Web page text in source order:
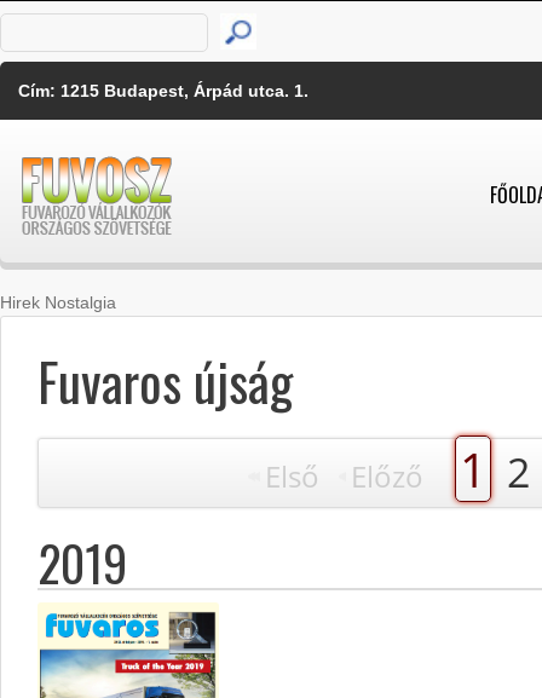
Cím: 1215 Budapest, Árpád utca. 1.
Hirek Nostalgia
Fuvaros újság
Első Előző 1 2
2019